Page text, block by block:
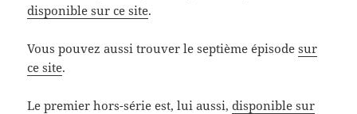
disponible sur ce site.
Vous pouvez aussi trouver le septième épisodesur
ce site.
Le premier hors-série est, lui aussi,disponible sur